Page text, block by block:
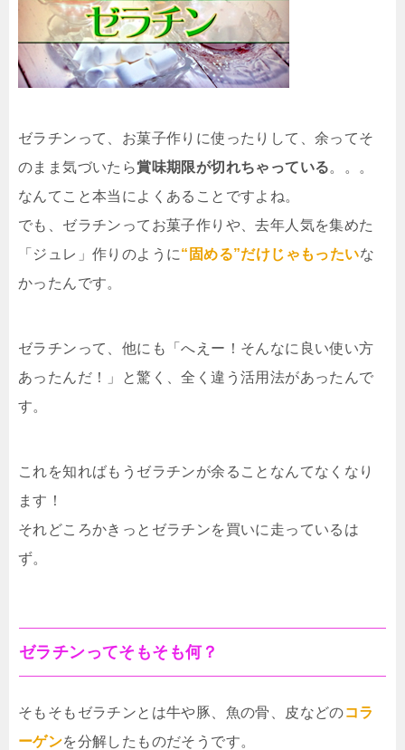
ゼラチンって、お菓子作りに使ったりして、余ってそ
のまま気づいたら賞味期限が切れちゃっている。。。
なんてこと本当によくあることですよね。
でも、ゼラチンってお菓子作りや、去年人気を集めた
「ジュレ」作りのように“固める”だけじゃもったいな
かったんです。
ゼラチンって、他にも「へえー！そんなに良い使い方
あったんだ！」と驚く、全く違う活用法があったんで
す。
これを知ればもうゼラチンが余ることなんてなくなり
ます！
それどころかきっとゼラチンを買いに走っているは
ず。
ゼラチンってそもそも何？
そもそもゼラチンとは牛や豚、魚の骨、皮などのコラ
ーゲンを分解したものだそうです。